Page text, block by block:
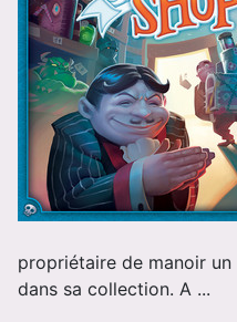
propriétaire de manoir
dans sa collection. A ...